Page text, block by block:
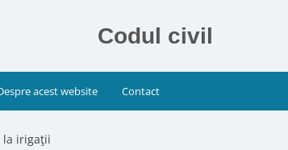
Codul civil
acest website Contact
la irigaţii